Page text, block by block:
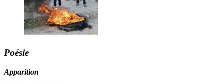
Poésie
Apparition